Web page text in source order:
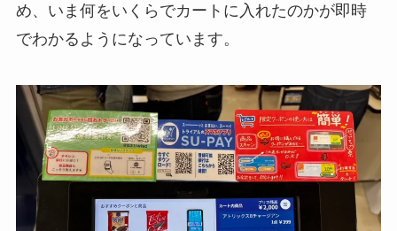
め、いま何をいくらでカートに入れたのかが即時
でわかるようになっています。